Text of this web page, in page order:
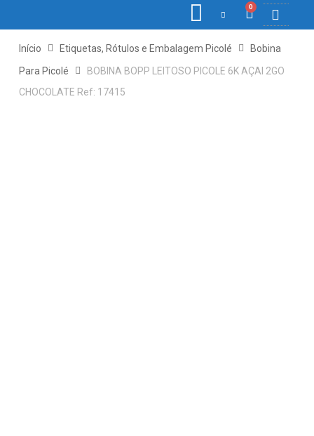
0
Início Etiquetas, Rótulos e Embalagem Picolé
Bobina
Para Picolé
BOBINA BOPP LEITOSO PICOLE 6K AÇAI 2GO
CHOCOLATE Ref: 17415